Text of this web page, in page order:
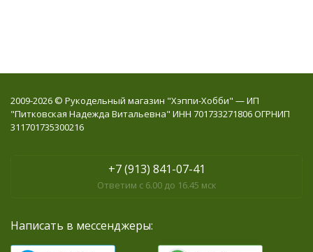
2009-2026 © Рукодельный магазин "Хэппи-Хобби" — ИП
"Питковская Надежда Витальевна" ИНН 701733271806 ОГРНИП
311701735300216
+7 (913) 841-07-41
Ответим с 6.00 до 16.45 мск
Написать в мессенджеры: